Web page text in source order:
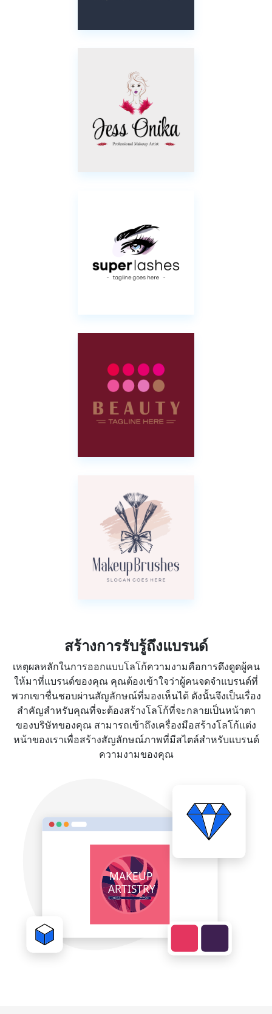
สร้างการรับรู้ถึงแบรนด์
เหตุผลหลักในการออกแบบโลโก้ความงามคือการดึงดูดผู้คน
ให้มาที่แบรนด์ของคุณ คุณต้องเข้าใจว่าผู้คนจดจำแบรนด์ที่
พวกเขาชื่นชอบผ่านสัญลักษณ์ที่มองเห็นได้ ดังนั้นจึงเป็นเรื่อง
สำคัญสำหรับคุณที่จะต้องสร้างโลโก้ที่จะกลายเป็นหน้าตา
ของบริษัทของคุณ สามารถเข้าถึงเครื่องมือสร้างโลโก้แต่ง
หน้าของเราเพื่อสร้างสัญลักษณ์ภาพที่มีสไตล์สำหรับแบรนด์
ความงามของคุณ